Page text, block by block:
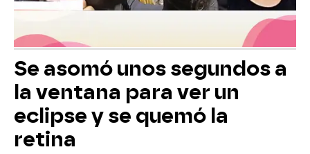
Se asomó unos segundos a
la ventana para ver un
eclipse y se quemó la
retina